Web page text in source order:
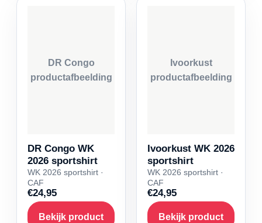
DR Congo
productafbeelding
DR Congo WK
2026 sportshirt
WK 2026 sportshirt ·
CAF
€24,95
Bekijk product
Ivoorkust
productafbeelding
Ivoorkust WK 2026
sportshirt
WK 2026 sportshirt ·
CAF
€24,95
Bekijk product